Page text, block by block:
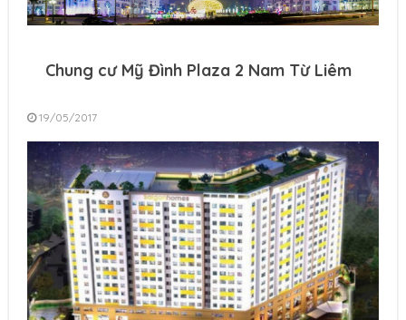
Chung cư Mỹ Đình Plaza 2 Nam Từ Liêm
19/05/2017